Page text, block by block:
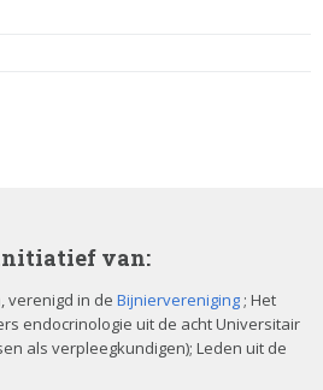
van:
verenigd in de Bijniervereniging ; Het
endocrinologie uit de acht Universitair
als verpleegkundigen); Leden uit de